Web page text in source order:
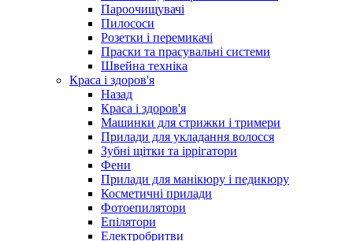
Пароочищувачі
Пилососи
Розетки і перемикачі
Праски та прасувальні системи
Швейна техніка
Краса і здоров'я
Назад
Краса і здоров'я
Машинки для стрижки і тримери
Прилади для укладання волосся
Зубні щітки та іррігатори
Фени
Прилади для манікюру і педикюру
Косметичні прилади
Фотоепилятори
Епілятори
Електробритви